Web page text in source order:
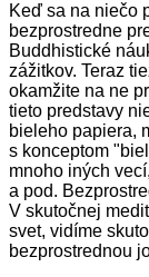
Keď sa na niečo
bezprostredne
Buddhistické
zážitkov. Teraz
okamžite na ne
tieto predstavy
bieleho papiera,
s konceptom
mnoho iných
a pod.
V skutočnej
svet, vidíme
bezprostrednou